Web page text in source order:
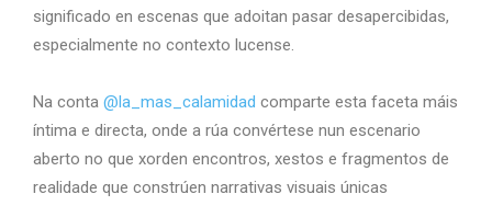
significado en escenas que adoitan pasar desapercibidas,
especialmente no contexto lucense.
Na conta @la_mas_calamidad comparte esta faceta máis
íntima e directa, onde a rúa convértese nun escenario
aberto no que xorden encontros, xestos e fragmentos de
realidade que constrúen narrativas visuais únicas